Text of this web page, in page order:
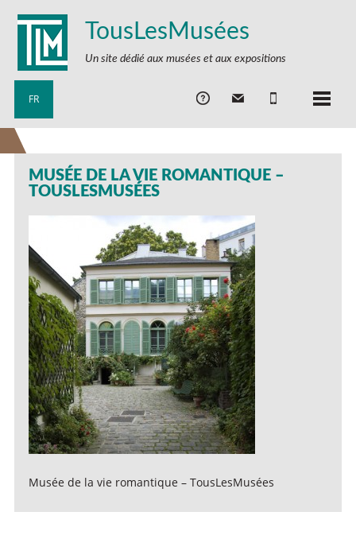
TousLesMusées
Un site dédié aux musées et aux expositions
FR
MUSÉE DE LA VIE ROMANTIQUE –
TOUSLESMUSÉES
Musée de la vie romantique – TousLesMusées